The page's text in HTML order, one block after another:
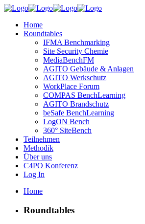
Home
Roundtables
IFMA Benchmarking
Site Security Chemie
MediaBenchFM
AGITO Gebäude & Anlagen
AGITO Werkschutz
WorkPlace Forum
COMPAS BenchLearning
AGITO Brandschutz
beSafe BenchLearning
LogON Bench
360° SiteBench
Teilnehmen
Methodik
Über uns
C4PO Konferenz
Log In
Home
Roundtables